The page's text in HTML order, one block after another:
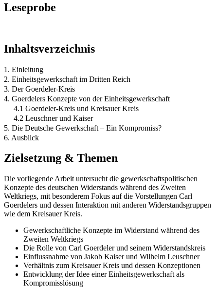
Leseprobe
Inhaltsverzeichnis
1. Einleitung
2. Einheitsgewerkschaft im Dritten Reich
3. Der Goerdeler-Kreis
4. Goerdelers Konzepte von der Einheitsgewerkschaft
4.1 Goerdeler-Kreis und Kreisauer Kreis
4.2 Leuschner und Kaiser
5. Die Deutsche Gewerkschaft – Ein Kompromiss?
6. Ausblick
Zielsetzung & Themen
Die vorliegende Arbeit untersucht die gewerkschaftspolitischen
Konzepte des deutschen Widerstands während des Zweiten
Weltkriegs, mit besonderem Fokus auf die Vorstellungen Carl
Goerdelers und dessen Interaktion mit anderen Widerstandsgruppen
wie dem Kreisauer Kreis.
Gewerkschaftliche Konzepte im Widerstand während des
Zweiten Weltkriegs
Die Rolle von Carl Goerdeler und seinem Widerstandskreis
Einflussnahme von Jakob Kaiser und Wilhelm Leuschner
Verhältnis zum Kreisauer Kreis und dessen Konzeptionen
Entwicklung der Idee einer Einheitsgewerkschaft als
Kompromisslösung